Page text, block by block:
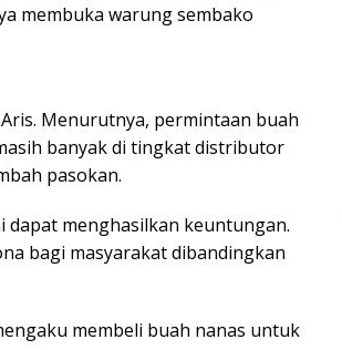
membuka warung sembako
Menurutnya, permintaan buah
banyak di tingkat distributor
pasokan.
dapat menghasilkan keuntungan.
bagi masyarakat dibandingkan
membeli buah nanas untuk